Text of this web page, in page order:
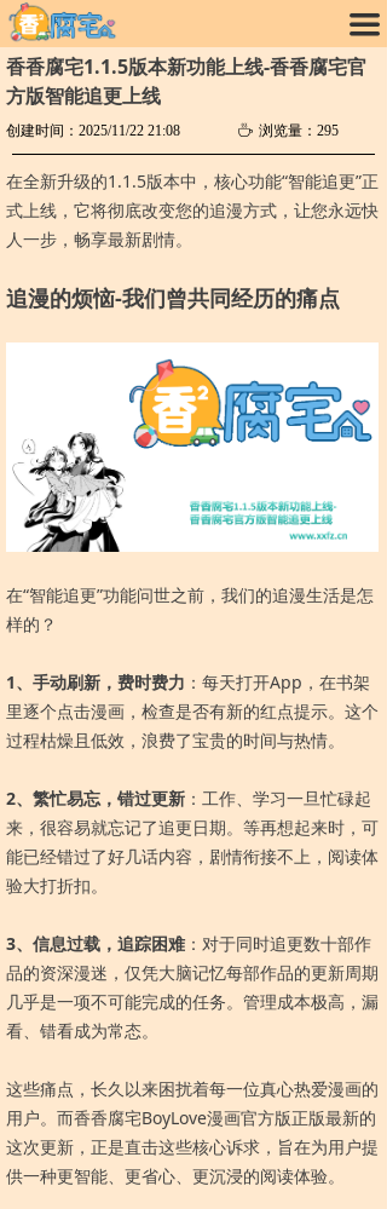
끀
在全新升级的1.1.5版本中，核心功能“智能追更”正
式上线，它将彻底改变您的追漫方式，让您永远快
人一步，畅享最新剧情。
追漫的烦恼-我们曾共同经历的痛点
在“智能追更”功能问世之前，我们的追漫生活是怎
样的？
1、手动刷新，费时费力 ：每天打开App，在书架
里逐个点击漫画，检查是否有新的红点提示。这个
过程枯燥且低效，浪费了宝贵的时间与热情。
2、繁忙易忘，错过更新 ：工作、学习一旦忙碌起
来，很容易就忘记了追更日期。等再想起来时，可
能已经错过了好几话内容，剧情衔接不上，阅读体
验大打折扣。
3、信息过载，追踪困难：对于同时追更数十部作
品的资深漫迷，仅凭大脑记忆每部作品的更新周期
几乎是一项不可能完成的任务。管理成本极高，漏
看、错看成为常态。
这些痛点，长久以来困扰着每一位真心热爱漫画的
用户。而香香腐宅BoyLove漫画官方版正版最新的
这次更新，正是直击这些核心诉求，旨在为用户提
供一种更智能、更省心、更沉浸的阅读体验。
创建时间： 2025/11/22 21:08 ꄘ 浏览量： 295
香香腐宅1.1.5版本新功能上线-香香腐宅官
方版智能追更上线